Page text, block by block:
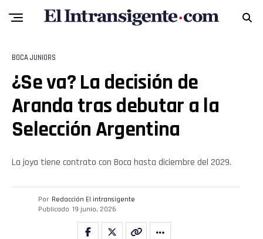
BOCA JUNIORS
¿Se va? La decisión de
Aranda tras debutar a la
Selección Argentina
La joya tiene contrato con Boca hasta diciembre del 2029.
Por Redacción El intransigente
Publicado 19 junio, 2026